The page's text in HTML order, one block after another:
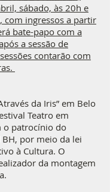
sábado, às 20h e
com ingressos a partir
bate-papo com a
a sessão de
contarão com
da Iris” em Belo
Teatro em
o patrocínio do
por meio da lei
à Cultura. O
da montagem